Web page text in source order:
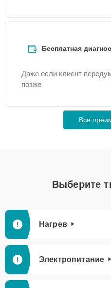
Бесплатная
Даже если клиент
позже
Все
Выберите
Нагрев
Электропитание